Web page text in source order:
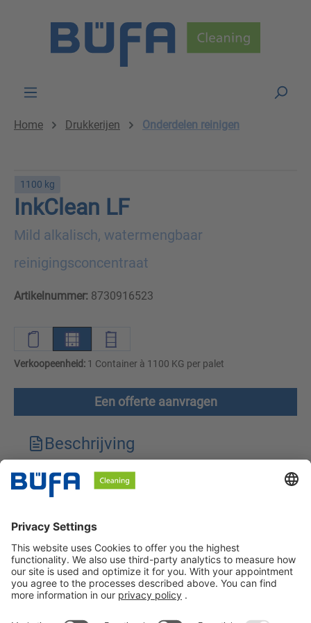
Home Drukkerijen Onderdelen reinigen
1100 kg
InkClean LF
Mild alkalisch, watermengbaar
reinigingsconcentraat
Artikelnummer: 8730916523
Verkoopeenheid: 1 Container à 1100 KG per palet
Een offerte aanvragen
Beschrijving
Technische kenmerken
Veiligheidsinstructies